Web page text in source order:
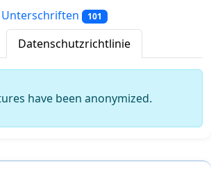
Unterschriften 101
Datenschutzrichtlinie
have been anonymized.